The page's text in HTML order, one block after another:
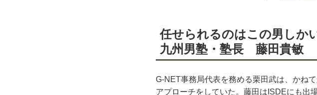
任せられるのはこの男しか
九州男塾・塾長 藤田貴敏
G-NET事務局代表を務める栗田武は、かね
アプローチをしていた。藤田はISDEにも出